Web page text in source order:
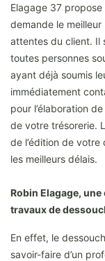
Elagage 37
demande le
attentes du client. Il
toutes personnes
ayant déjà soumis
immédiatement
pour l’élaboration
de votre trésorerie.
de l’édition de
les meilleurs délais.
Robin Elagage,
travaux de
En effet, le
savoir-faire d’un